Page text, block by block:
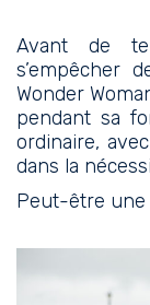
Avant de
s’empêcher
Wonder
pendant sa
ordinaire,
dans la
Peut-être une